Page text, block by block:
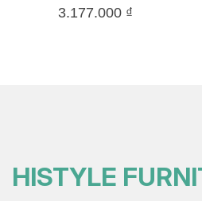
3.177.000 ₫
HISTYLE